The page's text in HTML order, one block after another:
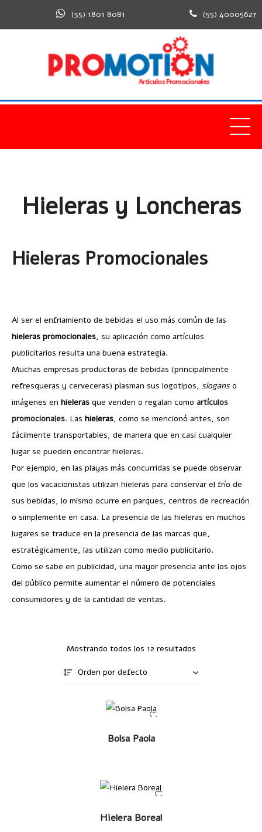
(55) 1801 8081 (55) 40005627
Hieleras y Loncheras
Hieleras Promocionales
Al ser el enfriamiento de bebidas el uso más común de las
hieleras promocionales, su aplicación como artículos
publicitarios resulta una buena estrategia.
Muchas empresas productoras de bebidas (principalmente
refresqueras y cerveceras) plasman sus logotipos, slogans o
imágenes en hieleras que venden o regalan como artículos
promocionales. Las hieleras, como se mencionó antes, son
fácilmente transportables, de manera que en casi cualquier
lugar se pueden encontrar hieleras.
Por ejemplo, en las playas más concurridas se puede observar
que los vacacionistas utilizan hieleras para conservar el frío de
sus bebidas, lo mismo ocurre en parques, centros de recreación
o simplemente en casa. La presencia de las hieleras en muchos
lugares se traduce en la presencia de las marcas que,
estratégicamente, las utilizan como medio publicitario.
Como se sabe en publicidad, una mayor presencia ante los ojos
del público permite aumentar el número de potenciales
consumidores y de la cantidad de ventas.
Mostrando todos los 12 resultados
Orden por defecto
LEER MÁS
Bolsa Paola
LEER MÁS
Hielera Boreal